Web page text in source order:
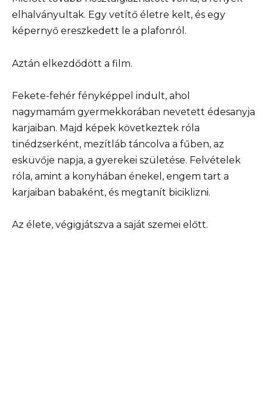
elhalványultak. Egy vetítő életre kelt, és egy
képernyő ereszkedett le a plafonról.
Aztán elkezdődött a film.
Fekete-fehér fényképpel indult, ahol
nagymamám gyermekkorában nevetett édesanyja
karjaiban. Majd képek következtek róla
tinédzserként, mezítláb táncolva a fűben, az
esküvője napja, a gyerekei születése. Felvételek
róla, amint a konyhában énekel, engem tart a
karjaiban babaként, és megtanít biciklizni.
Az élete, végigjátszva a saját szemei előtt.